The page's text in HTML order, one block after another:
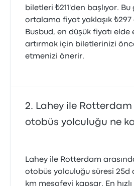
biletleri ₺211'den başlıyor.
ortalama fiyat yaklaşık ₺297
Busbud, en düşük fiyatı elde
artırmak için biletlerinizi
etmenizi önerir.
Lahey ile Rotterdam
otobüs yolculuğu ne
Lahey ile Rotterdam
otobüs yolculuğu süresi 25d
km mesafeyi kapsar. En